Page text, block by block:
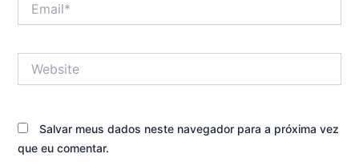
Salvar meus dados neste navegador para a próxima vez
que eu comentar.